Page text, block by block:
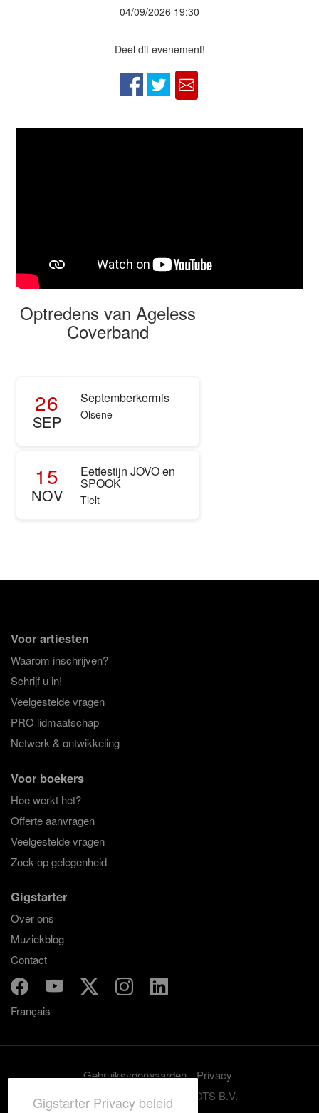
04/09/2026 19:30
Deel dit evenement!
Optredens van Ageless
Coverband
26
SEP
Septemberkermis
Olsene
15
NOV
Eetfestijn JOVO en
SPOOK
Tielt
Voor artiesten
Waarom inschrijven?
Schrijf u in!
Veelgestelde vragen
PRO lidmaatschap
Netwerk & ontwikkeling
Voor boekers
Hoe werkt het?
Offerte aanvragen
Veelgestelde vragen
Zoek op gelegenheid
Gigstarter
Over ons
Muziekblog
Contact
Français
Gebruiksvoorwaarden
Privacy
© 2012-2026 GRASSROOTS B.V.
Gigstarter Privacy beleid